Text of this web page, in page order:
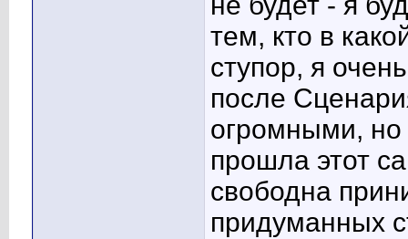
тем, кто в
ступор, я
после
огромными, но
прошла этот
свободна
придуманных